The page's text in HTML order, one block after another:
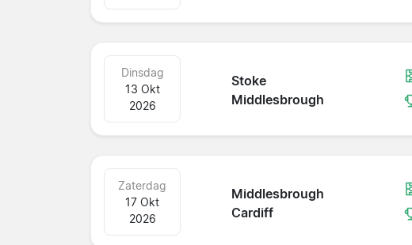
Stoke
Middlesbrough
Dinsdag
13 Okt
2026
Middlesbrough
Cardiff
Zaterdag
17 Okt
2026